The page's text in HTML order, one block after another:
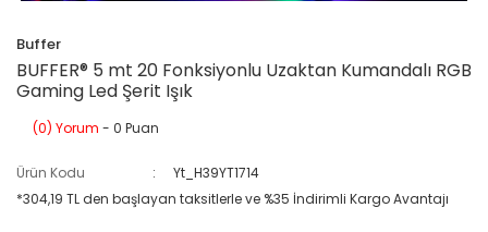
Buffer
BUFFER® 5 mt 20 Fonksiyonlu Uzaktan Kumandalı RGB
Gaming Led Şerit Işık
(0) Yorum - 0 Puan
Ürün Kodu
Yt_H39YT1714
*304,19 TL den başlayan taksitlerle ve %35 İndirimli Kargo Avantajı